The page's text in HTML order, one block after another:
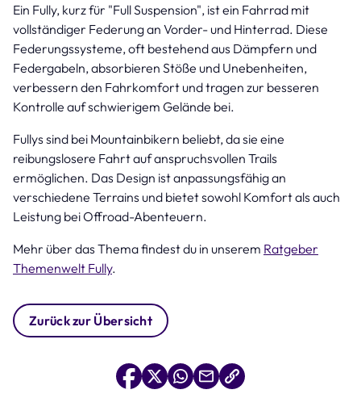
Ein Fully, kurz für "Full Suspension", ist ein Fahrrad mit
vollständiger Federung an Vorder- und Hinterrad. Diese
Federungssysteme, oft bestehend aus Dämpfern und
Federgabeln, absorbieren Stöße und Unebenheiten,
verbessern den Fahrkomfort und tragen zur besseren
Kontrolle auf schwierigem Gelände bei.
Fullys sind bei Mountainbikern beliebt, da sie eine
reibungslosere Fahrt auf anspruchsvollen Trails
ermöglichen. Das Design ist anpassungsfähig an
verschiedene Terrains und bietet sowohl Komfort als auch
Leistung bei Offroad-Abenteuern.
Mehr über das Thema findest du in unserem Ratgeber
Themenwelt Fully.
Zurück zur Übersicht